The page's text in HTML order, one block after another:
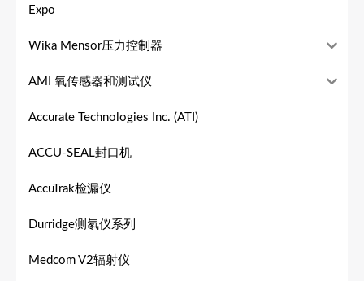
Expo
Wika Mensor压力控制器
AMI 氧传感器和测试仪
Accurate Technologies Inc. (ATI)
ACCU-SEAL封口机
AccuTrak检漏仪
Durridge测氡仪系列
Medcom V2辐射仪